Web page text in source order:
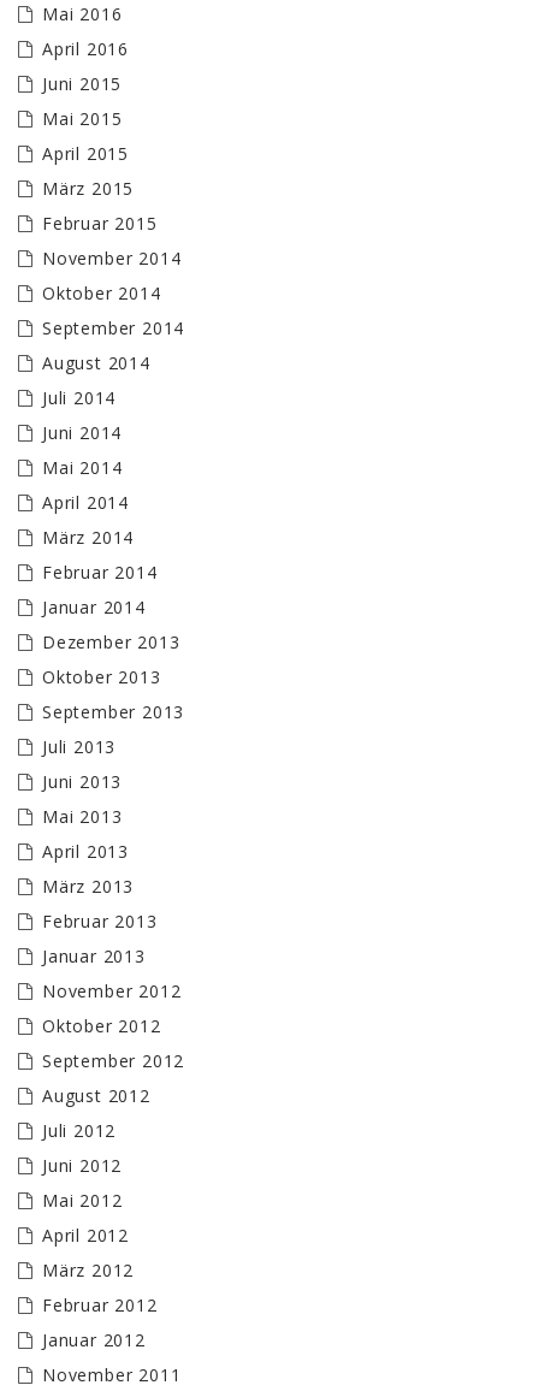
Mai 2016
April 2016
Juni 2015
Mai 2015
April 2015
März 2015
Februar 2015
November 2014
Oktober 2014
September 2014
August 2014
Juli 2014
Juni 2014
Mai 2014
April 2014
März 2014
Februar 2014
Januar 2014
Dezember 2013
Oktober 2013
September 2013
Juli 2013
Juni 2013
Mai 2013
April 2013
März 2013
Februar 2013
Januar 2013
November 2012
Oktober 2012
September 2012
August 2012
Juli 2012
Juni 2012
Mai 2012
April 2012
März 2012
Februar 2012
Januar 2012
November 2011